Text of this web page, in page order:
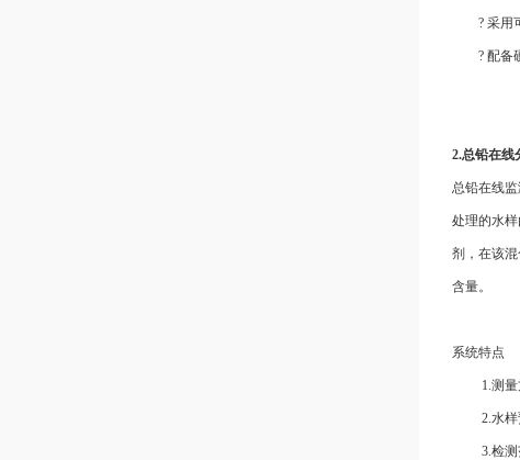
? 采用
? 配备
2.总铅在线
总铅在线
处理的水
剂，在该
含量。
系统特点
1.测量方
2.水样预
3.检测范